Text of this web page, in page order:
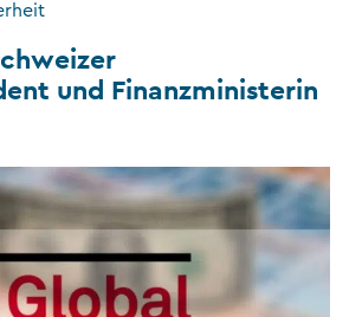
und Finanzministerin